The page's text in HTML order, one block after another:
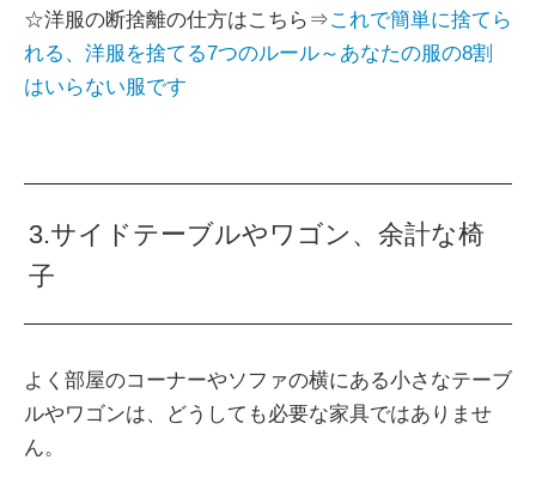
☆洋服の断捨離の仕方はこちら⇒これで簡単に捨てら
れる、洋服を捨てる7つのルール～あなたの服の8割
はいらない服です
3.サイドテーブルやワゴン、余計な椅
子
よく部屋のコーナーやソファの横にある小さなテーブ
ルやワゴンは、どうしても必要な家具ではありませ
ん。